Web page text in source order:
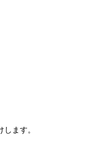
します。